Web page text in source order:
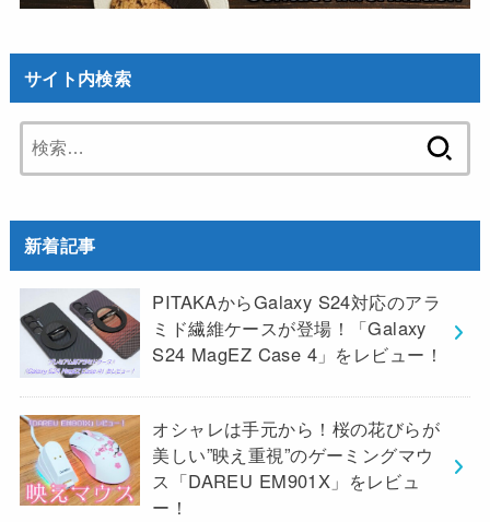
サイト内検索
索:
新着記事
PITAKAからGalaxy S24対応のアラ
ミド繊維ケースが登場！「Galaxy
S24 MagEZ Case 4」をレビュー！
オシャレは手元から！桜の花びらが
美しい”映え重視”のゲーミングマウ
ス「DAREU EM901X」をレビュ
ー！